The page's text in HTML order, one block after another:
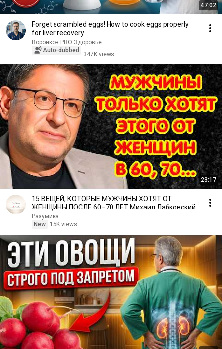
47:02
Forget scrambled eggs! How to cook eggs properly
for liver recovery
Воронков PRO Здоровье
Auto-dubbed
347K views
23:17
15 ВЕЩЕЙ, КОТОРЫЕ МУЖЧИНЫ ХОТЯТ ОТ
ЖЕНЩИНЫ ПОСЛЕ 60–70 ЛЕТ Михаил Лабковский
Разумика
New
15K views